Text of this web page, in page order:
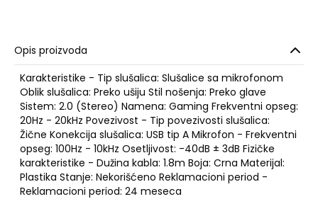
Opis proizvoda
Karakteristike - Tip slušalica: Slušalice sa mikrofonom
Oblik slušalica: Preko ušiju Stil nošenja: Preko glave
Sistem: 2.0 (Stereo) Namena: Gaming Frekventni opseg:
20Hz - 20kHz Povezivost - Tip povezivosti slušalica:
Žične Konekcija slušalica: USB tip A Mikrofon - Frekventni
opseg: 100Hz - 10kHz Osetljivost: -40dB ± 3dB Fizičke
karakteristike - Dužina kabla: 1.8m Boja: Crna Materijal:
Plastika Stanje: Nekorišćeno Reklamacioni period -
Reklamacioni period: 24 meseca